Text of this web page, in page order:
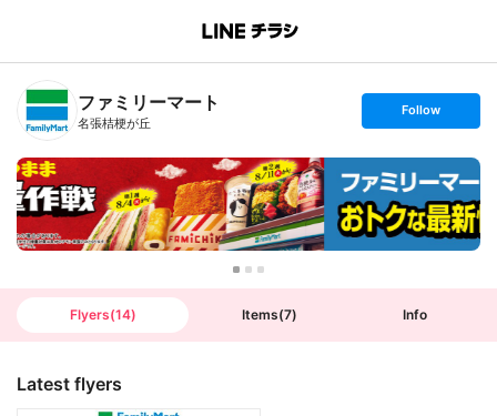
B
n
T
ファミリーマート
名張桔梗が丘
s
t
o
l
l
o
w
Follow
Flyers(14) Items(7) Info
Latest flyers